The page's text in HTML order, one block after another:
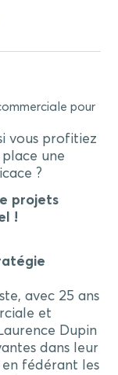
pour
vous profitiez
une
?
projets
!
avec 25 ans
et
Dupin
dans leur
fédérant les